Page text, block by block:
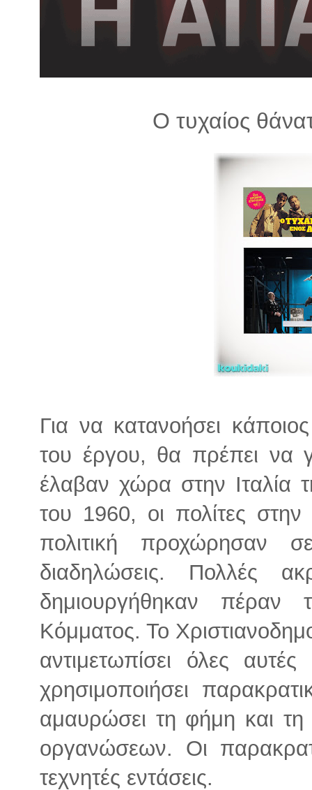
Ο τυχαίος
Για να κατανοήσει
του έργου, θα πρέπει να
έλαβαν χώρα στην Ιταλία
του 1960, οι πολίτες στην
πολιτική προχώρησαν
διαδηλώσεις. Πολλές
δημιουργήθηκαν πέραν
Κόμματος. Το
αντιμετωπίσει όλες
χρησιμοποιήσει
αμαυρώσει τη φήμη και τη
οργανώσεων. Οι
τεχνητές εντάσεις.